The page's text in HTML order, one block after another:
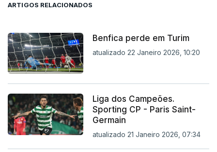
ARTIGOS RELACIONADOS
Benfica perde em Turim
atualizado 22 Janeiro 2026, 10:20
Liga dos Campeões.
Sporting CP - Paris Saint-
Germain
atualizado 21 Janeiro 2026, 07:34